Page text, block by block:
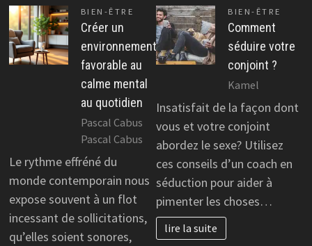
BIEN-ÊTRE
Créer un
environnement
favorable au
calme mental
au quotidien
Pascal Cabus
Pascal Cabus
Le rythme effréné du
monde contemporain nous
expose souvent à un flot
incessant de sollicitations,
qu’elles soient sonores,
BIEN-ÊTRE
Comment
séduire votre
conjoint ?
Kamel
Insatisfait de la façon dont
vous et votre conjoint
abordez le sexe? Utilisez
ces conseils d’un coach en
séduction pour aider à
pimenter les choses…
lire la suite